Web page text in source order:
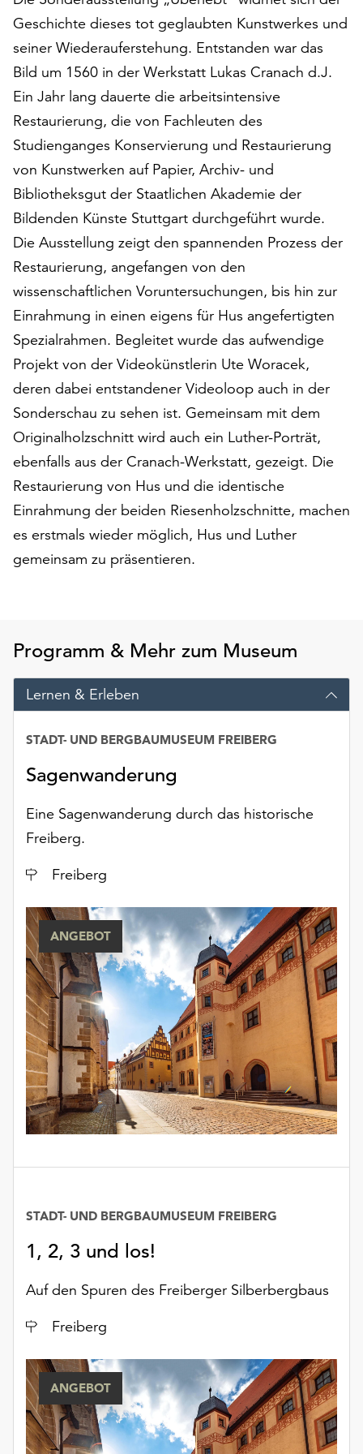
auf
akzeptieren“,
um
alle
zu
akzeptieren.
Sie
können
Ihr
Einverständnis
jederzeit
ändern
und
widerrufen.
Dafür
steht
Ihnen
am
Ende
der
Seite
die
Schaltfläche
„Cookie-
Einstellungen“
zur
Verfügung.
Funktionale
Ihr
weiterhin
ausgeführt.
Möchten
die
Cookies
anpassen,
Sie
die
Einstellungen
über
die
Schaltfläche
„Auswählen“.
Weitere
Informationen
finden
Sie
unserer
Datenschutzerklärung
Geschichte dieses tot geglaubten Kunstwerkes und
seiner Wiederauferstehung. Entstanden war das
Bild um 1560 in der Werkstatt Lukas Cranach d.J.
Ein Jahr lang dauerte die arbeitsintensive
Restaurierung, die von Fachleuten des
Studienganges Konservierung und Restaurierung
von Kunstwerken auf Papier, Archiv- und
Bibliotheksgut der Staatlichen Akademie der
Bildenden Künste Stuttgart durchgeführt wurde.
Die Ausstellung zeigt den spannenden Prozess der
Restaurierung, angefangen von den
wissenschaftlichen Voruntersuchungen, bis hin zur
Einrahmung in einen eigens für Hus angefertigten
Spezialrahmen. Begleitet wurde das aufwendige
Projekt von der Videokünstlerin Ute Woracek,
deren dabei entstandener Videoloop auch in der
Sonderschau zu sehen ist. Gemeinsam mit dem
Originalholzschnitt wird auch ein Luther-Porträt,
ebenfalls aus der Cranach-Werkstatt, gezeigt. Die
Restaurierung von Hus und die identische
Einrahmung der beiden Riesenholzschnitte, machen
es erstmals wieder möglich, Hus und Luther
gemeinsam zu präsentieren.
Programm & Mehr zum Museum
Lernen & Erleben
Sagenwanderung
STADT- UND BERGBAUMUSEUM FREIBERG
Eine Sagenwanderung durch das historische
Freiberg.
Ort
Freiberg
ANGEBOT
1, 2, 3 und los!
STADT- UND BERGBAUMUSEUM FREIBERG
Auf den Spuren des Freiberger Silberbergbaus
Ort
Freiberg
ANGEBOT